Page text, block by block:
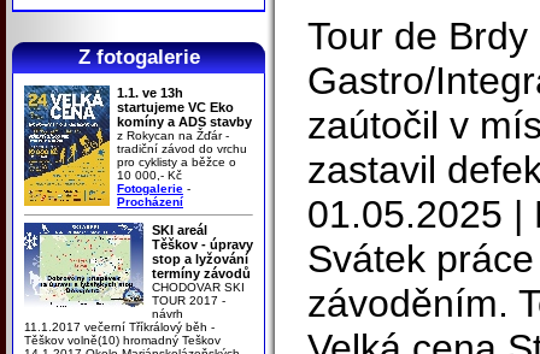
Z fotogalerie
1.1. ve 13h
startujeme VC Eko
komíny a ADS stavby
z Rokycan na Žďár -
tradiční závod do vrchu
pro cyklisty a běžce o
10 000,- Kč
Fotogalerie -
Procházení
SKI areál
Těškov - úpravy
stop a lyžování
termíny závodů
CHODOVAR SKI
TOUR 2017 -
návrh
11.1.2017 večerní Tříkrálový běh -
Těškov volně(10) hromadný Teškov
Tour de
Gastro/
zaútočil v
zastavil
01.05.2025 |
Svátek
závoděním.